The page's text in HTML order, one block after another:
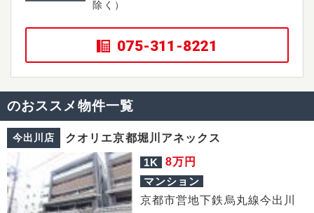
除く）
075-311-8221
のおススメ物件一覧
今出川店 クオリエ京都堀川アネックス
1K 8万円
マンション
京都市営地下鉄烏丸線今出川